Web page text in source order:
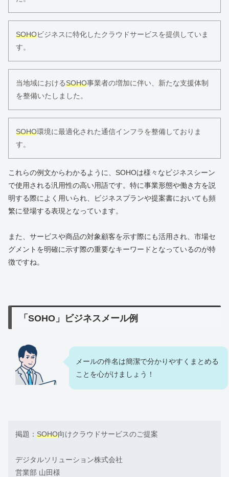
SOHOビジネスに特化したクラウドサービスを提供していま
す。
当地域におけるSOHO事業者の増加に伴い、新たな支援体制
を整備いたしました。
SOHO環境に最適化された通信インフラを整備しておりま
す。
これらの例文からわかるように、SOHOは様々なビジネスシーン
で使用される汎用性の高い用語です。特に事業形態や働き方を説
明する際によく用いられ、ビジネスプランや提案書においても頻
繁に登場する表現となっています。
また、サービスや商品の対象顧客を示す際にも活用され、市場セ
グメントを明確に示す際の重要なキーワードとなっているのが特
徴ですね。
「SOHO」ビジネスメール例
メールの件名は簡潔で分かりやすくまとめる
ことを心がけましょう！
掲題： SOHO向けクラウドサービスのご提案
デジタルソリューション株式会社
営業部 山田様